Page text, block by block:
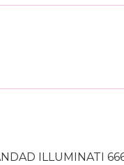
ILLUMINATI